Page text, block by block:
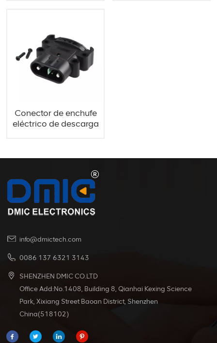
Conector de enchufe
eléctrico de descarga
info@dmictech.com
0086 137 6321 3143
SHENZHEN DMIC CO.LTD
Office Add:No.1408, Building 8, Qianhai Kexing Science
Park, Xixiang Street Baoan District, Shenzhen
China(518102)